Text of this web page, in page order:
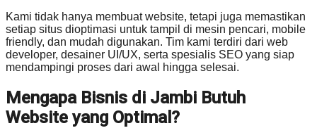
Kami tidak hanya membuat website, tetapi juga memastikan
setiap situs dioptimasi untuk tampil di mesin pencari, mobile
friendly, dan mudah digunakan. Tim kami terdiri dari web
developer, desainer UI/UX, serta spesialis SEO yang siap
mendampingi proses dari awal hingga selesai.
Mengapa Bisnis di Jambi Butuh
Website yang Optimal?